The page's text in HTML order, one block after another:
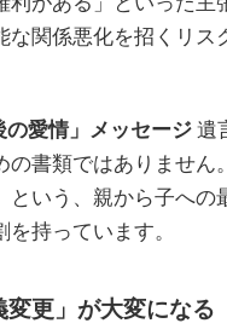
な関係悪化を招くリス
の愛情」メッセージ 遺
の書類ではありません
という、親から子への
持っています。
変更」が大変になる